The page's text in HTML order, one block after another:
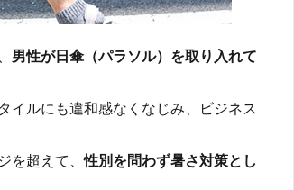
男性が日傘（パラソル）を取り入れて
イルにも違和感なくなじみ、ビジネス
を超えて、性別を問わず暑さ対策とし